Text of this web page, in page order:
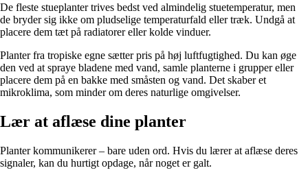
De fleste stueplanter trives bedst ved almindelig stuetemperatur, men
de bryder sig ikke om pludselige temperaturfald eller træk. Undgå at
placere dem tæt på radiatorer eller kolde vinduer.
Planter fra tropiske egne sætter pris på høj luftfugtighed. Du kan øge
den ved at spraye bladene med vand, samle planterne i grupper eller
placere dem på en bakke med småsten og vand. Det skaber et
mikroklima, som minder om deres naturlige omgivelser.
Lær at aflæse dine planter
Planter kommunikerer – bare uden ord. Hvis du lærer at aflæse deres
signaler, kan du hurtigt opdage, når noget er galt.